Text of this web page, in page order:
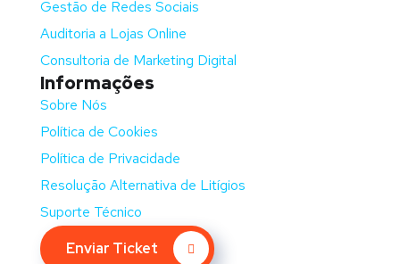
Gestão de Redes Sociais
Auditoria a Lojas Online
Consultoria de Marketing Digital
Informações
Sobre Nós
Política de Cookies
Política de Privacidade
Resolução Alternativa de Litígios
Suporte Técnico
Enviar Ticket